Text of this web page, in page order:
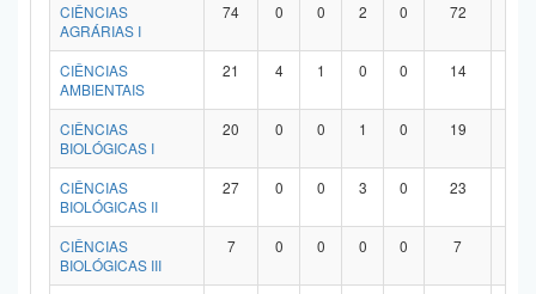
CIÊNCIAS
AGRÁRIAS I
74 0 0 2 0 72
CIÊNCIAS
AMBIENTAIS
21 4 1 0 0 14
CIÊNCIAS
BIOLÓGICAS I
20 0 0 1 0 19
CIÊNCIAS
BIOLÓGICAS II
27 0 0 3 0 23
CIÊNCIAS
BIOLÓGICAS III
7 0 0 0 0 7